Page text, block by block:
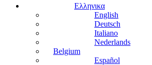
Ελληνικα
English
Deutsch
Italiano
Nederlands
Belgium
Español